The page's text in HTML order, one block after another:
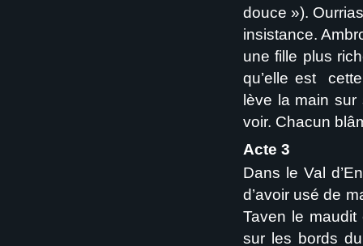
douce »).
insistance.
une fille plus
qu’elle est
lève la main
voir. Chacun
Acte 3
Dans le Val
d’avoir usé de
Taven le
sur les bords